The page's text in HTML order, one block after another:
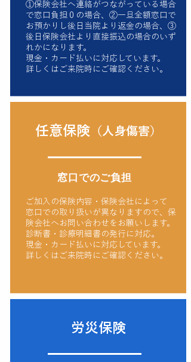
①保険会社へ連絡がつながっている場合
で窓口負担０の場合、②一旦全額窓口で
お預かりし後日当院より返金の場合、③
後日保険会社より直接振込の場合のいず
れかになります。
現金・カード払いに対応しています。
詳しくはご来院時にご確認ください。
​任意保険（人身傷害）
窓口でのご負担
ご加入の保険内容・保険会社によって
窓口での取り扱いが異なりますので、保
険会社へお問い合わせをお願いします。
診断書・診療明細書の発行に対応。
現金・カード払いに対応しています。
詳しくはご来院時にご確認ください。
労災保険